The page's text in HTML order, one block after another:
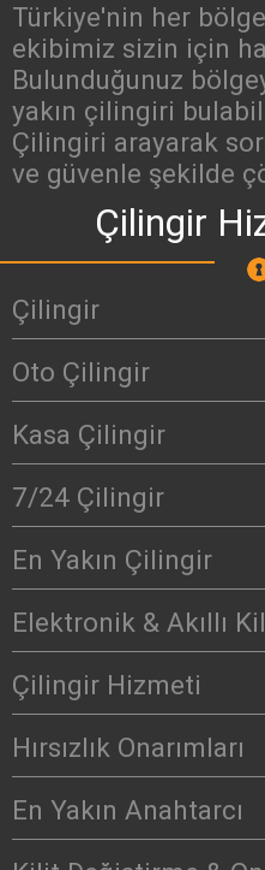
Türkiye'nin her
ekibimiz sizin için
Bulunduğunuz
yakın çilingiri
Çilingiri arayarak
ve güvenle şekilde
Çilingir
Çilingir
Oto Çilingir
Kasa Çilingir
7/24 Çilingir
En Yakın Çilingir
Elektronik & Akıllı
Çilingir Hizmeti
Hırsızlık Onarımları
En Yakın Anahtarcı